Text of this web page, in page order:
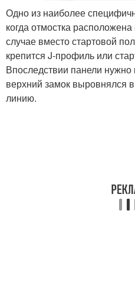
Одно из наиболее
когда отмостка
случае вместо стартовой
крепится J-профиль или
Впоследствии панели нужно
верхний замок выровнялся
линию.